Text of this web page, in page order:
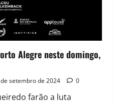
Alegre neste domingo,
setembro de 2024 0
farão a luta